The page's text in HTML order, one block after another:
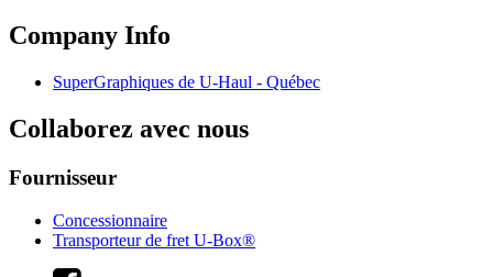
Company Info
SuperGraphiques de U-Haul - Québec
Collaborez avec nous
Fournisseur
Concessionnaire
Transporteur de fret U-Box®